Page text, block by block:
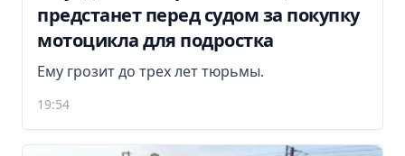
предстанет перед судом за покупку
мотоцикла для подростка
Ему грозит до трех лет тюрьмы.
19:54